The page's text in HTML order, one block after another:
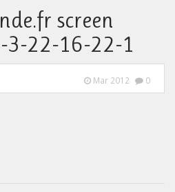
screen
3-22-16-22-1
Mar 2012 0